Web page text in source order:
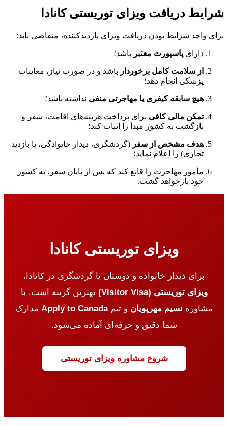
شرایط دریافت ویزای توریستی کانادا
برای واجد شرایط بودن دریافت ویزای بازدیدکننده، متقاضی باید:
دارای پاسپورت معتبر باشد؛
از سلامت کامل برخوردار باشد و در صورت نیاز، معاینات
پزشکی انجام دهد؛
هیچ سابقه کیفری یا مهاجرتی منفی نداشته باشد؛
تمکن مالی کافی برای پرداخت هزینه‌های اقامت، سفر و
بازگشت به کشور مبدأ را اثبات کند؛
هدف مشخص از سفر (گردشگری، دیدار خانوادگی، یا بازدید
تجاری) را اعلام نماید؛
مأمور مهاجرت را قانع کند که پس از پایان سفر، به کشور
خود بازخواهد گشت.
ویزای توریستی کانادا
برای دیدار خانواده و دوستان یا گردشگری در کانادا،
ویزای توریستی (Visitor Visa)
بهترین گزینه است. با
مشاوره نسیم مهرپویان و تیمApply to Canada مدارک
شما دقیق و حرفه‌ای آماده می‌شود.
شروع مشاوره ویزای توریستی